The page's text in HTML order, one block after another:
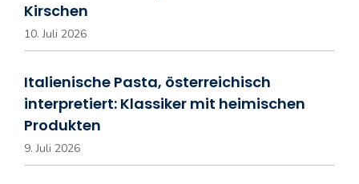
Kirschen
10. Juli 2026
Italienische Pasta, österreichisch
interpretiert: Klassiker mit heimischen
Produkten
9. Juli 2026